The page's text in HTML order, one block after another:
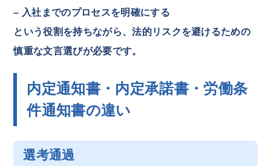
– 入社までのプロセスを明確にする
という役割を持ちながら、法的リスクを避けるための
慎重な文言選びが必要です。
内定通知書・内定承諾書・労働条
件通知書の違い
選考通過